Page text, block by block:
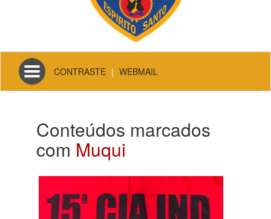
Toggle
navigation
CONTRASTE | WEBMAIL
Conteúdos marcados
com Muqui